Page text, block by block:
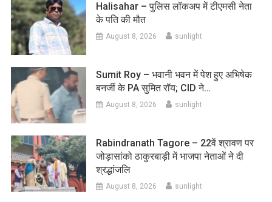
Halisahar – पुलिस लॉकअप में टीएमसी नेता
के पति की मौत
August 8, 2026 sunlight
Sumit Roy – भवानी भवन में पेश हुए अभिषेक
बनर्जी के PA सुमित रॉय; CID ने…
August 8, 2026 sunlight
Rabindranath Tagore – 22वें श्रावण पर
जोड़ासांको ठाकुरबाड़ी में भाजपा नेताओं ने दी
श्रद्धांजलि
August 8, 2026 sunlight